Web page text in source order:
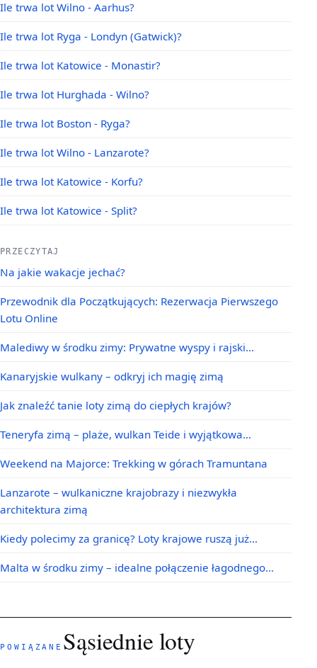
Ile trwa lot Wilno - Aarhus?
Ile trwa lot Ryga - Londyn (Gatwick)?
Ile trwa lot Katowice - Monastir?
Ile trwa lot Hurghada - Wilno?
Ile trwa lot Boston - Ryga?
Ile trwa lot Wilno - Lanzarote?
Ile trwa lot Katowice - Korfu?
Ile trwa lot Katowice - Split?
PRZECZYTAJ
Na jakie wakacje jechać?
Przewodnik dla Początkujących: Rezerwacja Pierwszego
Lotu Online
Malediwy w środku zimy: Prywatne wyspy i rajski…
Kanaryjskie wulkany – odkryj ich magię zimą
Jak znaleźć tanie loty zimą do ciepłych krajów?
Teneryfa zimą – plaże, wulkan Teide i wyjątkowa…
Weekend na Majorce: Trekking w górach Tramuntana
Lanzarote – wulkaniczne krajobrazy i niezwykła
architektura zimą
Kiedy polecimy za granicę? Loty krajowe ruszą już…
Malta w środku zimy – idealne połączenie łagodnego…
POWIĄZANE Sąsiednie loty